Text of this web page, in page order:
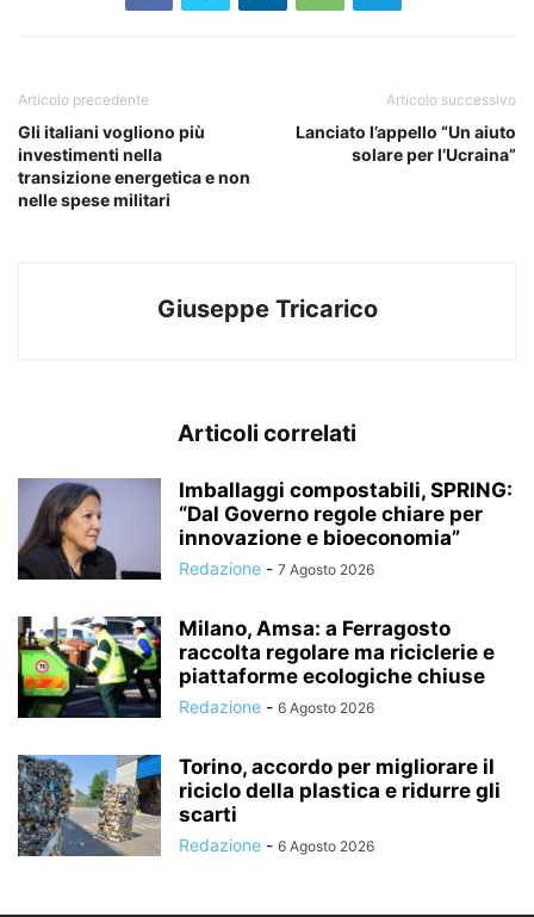
Articolo precedente
Gli italiani vogliono più
investimenti nella
transizione energetica e non
nelle spese militari
Articolo successivo
Lanciato l’appello “Un aiuto
solare per l’Ucraina”
Giuseppe Tricarico
Articoli correlati
Imballaggi compostabili, SPRING:
“Dal Governo regole chiare per
innovazione e bioeconomia”
Redazione - 7 Agosto 2026
Milano, Amsa: a Ferragosto
raccolta regolare ma riciclerie e
piattaforme ecologiche chiuse
Redazione - 6 Agosto 2026
Torino, accordo per migliorare il
riciclo della plastica e ridurre gli
scarti
Redazione - 6 Agosto 2026